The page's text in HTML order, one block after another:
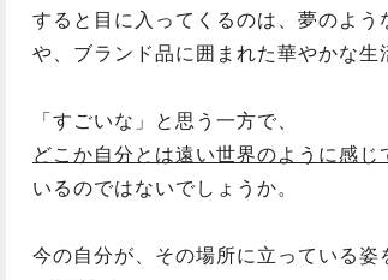
すると目に入ってくるのは、夢のよう
や、ブランド品に囲まれた華やかな生
「すごいな」と思う一方で、
どこか自分とは遠い世界のように感じ
いるのではないでしょうか。
今の自分が、その場所に立っている姿